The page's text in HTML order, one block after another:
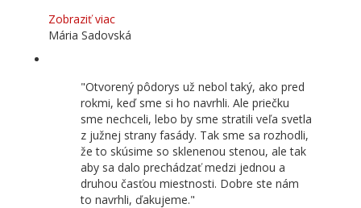
Zobraziť viac
Mária Sadovská
Otvorený pôdorys už nebol taký, ako pred
rokmi, keď sme si ho navrhli. Ale priečku
sme nechceli, lebo by sme stratili veľa svetla
z južnej strany fasády. Tak sme sa rozhodli,
že to skúsime so sklenenou stenou, ale tak
aby sa dalo prechádzať medzi jednou a
druhou časťou miestnosti. Dobre ste nám
to navrhli, ďakujeme.